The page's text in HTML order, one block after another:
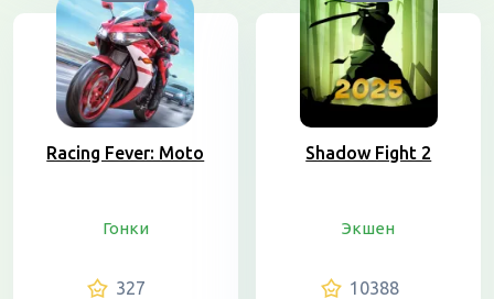
Racing Fever: Moto
Гонки
327
Shadow Fight 2
Экшен
10388